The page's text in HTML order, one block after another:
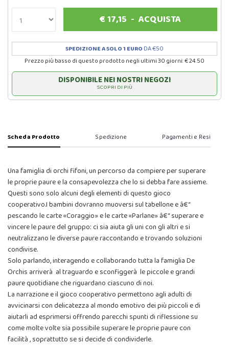
€17,15 -ACQUISTA
SPEDIZIONE A SOLO 1 EURO DA €50
Prezzo più basso di questo prodotto negli ultimi 30 giorni: € 24.50
DISPONIBILE NEI NOSTRI NEGOZI
SCOPRI DI PIÙ
Scheda Prodotto Spedizione Pagamenti e Resi
Una famiglia di orchi fifoni, un percorso da compiere per superare
le proprie paure e la consapevolezza che lo si debba fare assieme.
Questi sono solo alcuni degli elementi di questo gioco
cooperativo.I bambini dovranno muoversi sul tabellone e â€“
pescando le carte «Coraggio» e le carte «Parlane» â€“ superare e
vincere le paure del gruppo: ci sia aiuta gli uni con gli altri e si
neutralizzano le diverse paure raccontando e trovando soluzioni
condivise.
Solo parlando, interagendo e collaborando tutta la famiglia De
Orchis arriverà al traguardo e sconfiggerà le piccole e grandi
paure quotidiane che riguardano ciascuno di noi.
La narrazione e il gioco cooperativo permettono agli adulti di
avvicinarsi con delicatezza al mondo emotivo dei più piccoli e di
aiutarli ad esprimersi offrendo parecchi spunti di riflessione su
come molte volte sia possibile superare le proprie paure con
facilità , soprattutto se si decide di condividerle.